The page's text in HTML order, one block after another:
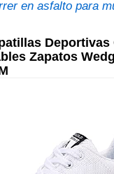
en asfalto para
Deportivas
Zapatos